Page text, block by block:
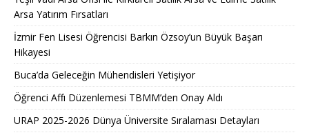
Arsa Yatırım Fırsatları
İzmir Fen Lisesi Öğrencisi Barkın Özsoy’un Büyük Başarı
Hikayesi
Buca’da Geleceğin Mühendisleri Yetişiyor
Öğrenci Affı Düzenlemesi TBMM’den Onay Aldı
URAP 2025-2026 Dünya Üniversite Sıralaması Detayları